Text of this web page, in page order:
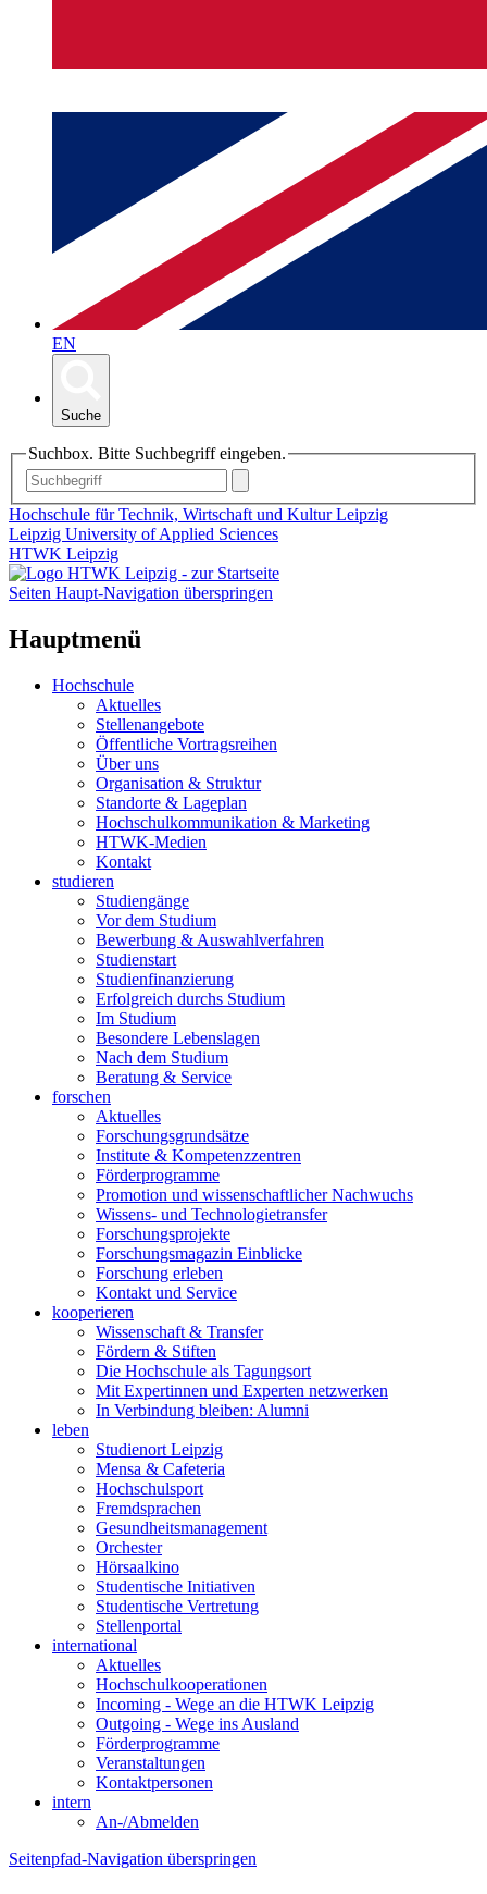
EN
Suche
Suchbox. Bitte Suchbegriff eingeben.
Hochschule für Technik, Wirtschaft und Kultur Leipzig
Leipzig University of Applied Sciences
HTWK Leipzig
Seiten Haupt-Navigation überspringen
Hauptmenü
Hochschule
Aktuelles
Stellenangebote
Öffentliche Vortragsreihen
Über uns
Organisation & Struktur
Standorte & Lageplan
Hochschulkommunikation & Marketing
HTWK-Medien
Kontakt
studieren
Studiengänge
Vor dem Studium
Bewerbung & Auswahlverfahren
Studienstart
Studienfinanzierung
Erfolgreich durchs Studium
Im Studium
Besondere Lebenslagen
Nach dem Studium
Beratung & Service
forschen
Aktuelles
Forschungsgrundsätze
Institute & Kompetenzzentren
Förderprogramme
Promotion und wissenschaftlicher Nachwuchs
Wissens- und Technologietransfer
Forschungsprojekte
Forschungsmagazin Einblicke
Forschung erleben
Kontakt und Service
kooperieren
Wissenschaft & Transfer
Fördern & Stiften
Die Hochschule als Tagungsort
Mit Expertinnen und Experten netzwerken
In Verbindung bleiben: Alumni
leben
Studienort Leipzig
Mensa & Cafeteria
Hochschulsport
Fremdsprachen
Gesundheitsmanagement
Orchester
Hörsaalkino
Studentische Initiativen
Studentische Vertretung
Stellenportal
international
Aktuelles
Hochschulkooperationen
Incoming - Wege an die HTWK Leipzig
Outgoing - Wege ins Ausland
Förderprogramme
Veranstaltungen
Kontaktpersonen
intern
An-/Abmelden
Seitenpfad-Navigation überspringen